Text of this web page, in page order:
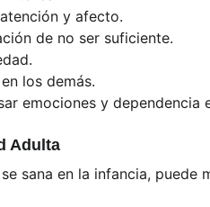
y afecto.
de no ser suficiente.
los demás.
emociones y dependencia
Adulta
sana en la infancia, puede